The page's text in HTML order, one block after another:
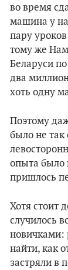
во время
машина у
пару
тому же
Беларуси
два
хоть одну
Поэтому
было не
опыта было
пришлось
Хотя стоит
случилось
новичками:
найти, как
застряли в